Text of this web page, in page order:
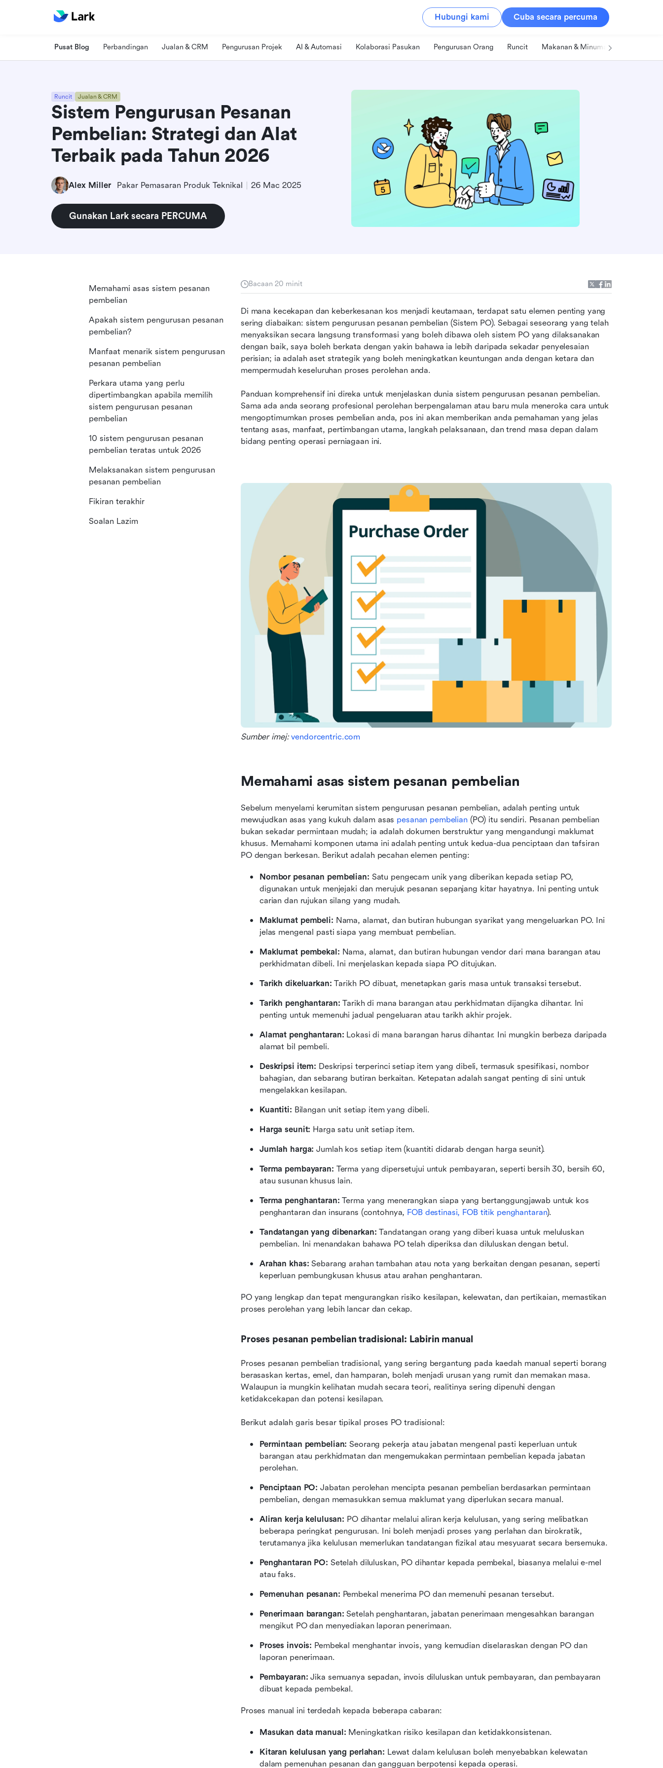
Hubungi kami Cuba secara percuma
Pusat Blog Perbandingan Jualan & CRM Pengurusan Projek AI & Automasi Kolaborasi Pasukan Pengurusan Orang Runcit Makanan & Minuman
Runcit Jualan & CRM
Sistem Pengurusan Pesanan
Pembelian: Strategi dan Alat
Terbaik pada Tahun 2026
Alex Miller Pakar Pemasaran Produk Teknikal 26 Mac 2025
Gunakan Lark secara PERCUMA
Bacaan 20 minit
Di mana kecekapan dan keberkesanan kos menjadi keutamaan, terdapat satu elemen penting yang
sering diabaikan: sistem pengurusan pesanan pembelian (Sistem PO). Sebagai seseorang yang telah
menyaksikan secara langsung transformasi yang boleh dibawa oleh sistem PO yang dilaksanakan
dengan baik, saya boleh berkata dengan yakin bahawa ia lebih daripada sekadar penyelesaian
perisian; ia adalah aset strategik yang boleh meningkatkan keuntungan anda dengan ketara dan
mempermudah keseluruhan proses perolehan anda.
Panduan komprehensif ini direka untuk menjelaskan dunia sistem pengurusan pesanan pembelian.
Sama ada anda seorang profesional perolehan berpengalaman atau baru mula meneroka cara untuk
mengoptimumkan proses pembelian anda, pos ini akan memberikan anda pemahaman yang jelas
tentang asas, manfaat, pertimbangan utama, langkah pelaksanaan, dan trend masa depan dalam
bidang penting operasi perniagaan ini.
Sumber imej: vendorcentric.com
Memahami asas sistem pesanan pembelian
Sebelum menyelami kerumitan sistem pengurusan pesanan pembelian, adalah penting untuk
mewujudkan asas yang kukuh dalam asas pesanan pembelian (PO) itu sendiri. Pesanan pembelian
bukan sekadar permintaan mudah; ia adalah dokumen berstruktur yang mengandungi maklumat
khusus. Memahami komponen utama ini adalah penting untuk kedua-dua penciptaan dan tafsiran
PO dengan berkesan. Berikut adalah pecahan elemen penting:
Nombor pesanan pembelian: Satu pengecam unik yang diberikan kepada setiap PO,
digunakan untuk menjejaki dan merujuk pesanan sepanjang kitar hayatnya. Ini penting untuk
carian dan rujukan silang yang mudah.
Maklumat pembeli: Nama, alamat, dan butiran hubungan syarikat yang mengeluarkan PO. Ini
jelas mengenal pasti siapa yang membuat pembelian.
Maklumat pembekal: Nama, alamat, dan butiran hubungan vendor dari mana barangan atau
perkhidmatan dibeli. Ini menjelaskan kepada siapa PO ditujukan.
Tarikh dikeluarkan: Tarikh PO dibuat, menetapkan garis masa untuk transaksi tersebut.
Tarikh penghantaran: Tarikh di mana barangan atau perkhidmatan dijangka dihantar. Ini
penting untuk memenuhi jadual pengeluaran atau tarikh akhir projek.
Alamat penghantaran: Lokasi di mana barangan harus dihantar. Ini mungkin berbeza daripada
alamat bil pembeli.
Deskripsi item: Deskripsi terperinci setiap item yang dibeli, termasuk spesifikasi, nombor
bahagian, dan sebarang butiran berkaitan. Ketepatan adalah sangat penting di sini untuk
mengelakkan kesilapan.
Kuantiti: Bilangan unit setiap item yang dibeli.
Harga seunit: Harga satu unit setiap item.
Jumlah harga: Jumlah kos setiap item (kuantiti didarab dengan harga seunit).
Terma pembayaran: Terma yang dipersetujui untuk pembayaran, seperti bersih 30, bersih 60,
atau susunan khusus lain.
Terma penghantaran: Terma yang menerangkan siapa yang bertanggungjawab untuk kos
penghantaran dan insurans (contohnya, FOB destinasi, FOB titik penghantaran).
Tandatangan yang dibenarkan: Tandatangan orang yang diberi kuasa untuk meluluskan
pembelian. Ini menandakan bahawa PO telah diperiksa dan diluluskan dengan betul.
Arahan khas: Sebarang arahan tambahan atau nota yang berkaitan dengan pesanan, seperti
keperluan pembungkusan khusus atau arahan penghantaran.
PO yang lengkap dan tepat mengurangkan risiko kesilapan, kelewatan, dan pertikaian, memastikan
proses perolehan yang lebih lancar dan cekap.
Proses pesanan pembelian tradisional: Labirin manual
Proses pesanan pembelian tradisional, yang sering bergantung pada kaedah manual seperti borang
berasaskan kertas, emel, dan hamparan, boleh menjadi urusan yang rumit dan memakan masa.
Walaupun ia mungkin kelihatan mudah secara teori, realitinya sering dipenuhi dengan
ketidakcekapan dan potensi kesilapan.
Berikut adalah garis besar tipikal proses PO tradisional:
Permintaan pembelian: Seorang pekerja atau jabatan mengenal pasti keperluan untuk
barangan atau perkhidmatan dan mengemukakan permintaan pembelian kepada jabatan
perolehan.
Penciptaan PO: Jabatan perolehan mencipta pesanan pembelian berdasarkan permintaan
pembelian, dengan memasukkan semua maklumat yang diperlukan secara manual.
Aliran kerja kelulusan: PO dihantar melalui aliran kerja kelulusan, yang sering melibatkan
beberapa peringkat pengurusan. Ini boleh menjadi proses yang perlahan dan birokratik,
terutamanya jika kelulusan memerlukan tandatangan fizikal atau mesyuarat secara bersemuka.
Penghantaran PO: Setelah diluluskan, PO dihantar kepada pembekal, biasanya melalui e-mel
atau faks.
Pemenuhan pesanan: Pembekal menerima PO dan memenuhi pesanan tersebut.
Penerimaan barangan: Setelah penghantaran, jabatan penerimaan mengesahkan barangan
mengikut PO dan menyediakan laporan penerimaan.
Proses invois: Pembekal menghantar invois, yang kemudian diselaraskan dengan PO dan
laporan penerimaan.
Pembayaran: Jika semuanya sepadan, invois diluluskan untuk pembayaran, dan pembayaran
dibuat kepada pembekal.
Proses manual ini terdedah kepada beberapa cabaran:
Masukan data manual: Meningkatkan risiko kesilapan dan ketidakkonsistenan.
Kitaran kelulusan yang perlahan: Lewat dalam kelulusan boleh menyebabkan kelewatan
dalam pemenuhan pesanan dan gangguan berpotensi kepada operasi.
Memahami asas sistem pesanan
pembelian
Apakah sistem pengurusan pesanan
pembelian?
Manfaat menarik sistem pengurusan
pesanan pembelian
Perkara utama yang perlu
dipertimbangkan apabila memilih
sistem pengurusan pesanan
pembelian
10 sistem pengurusan pesanan
pembelian teratas untuk 2026
Melaksanakan sistem pengurusan
pesanan pembelian
Fikiran terakhir
Soalan Lazim